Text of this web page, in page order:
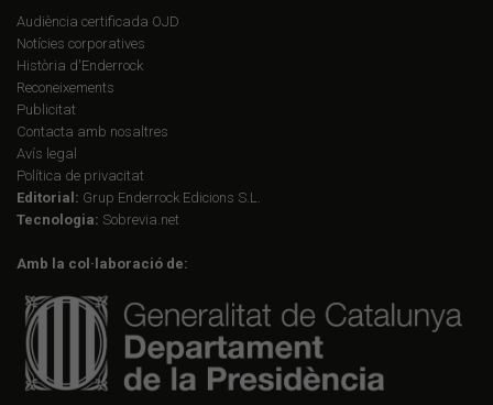
Audiència certificada OJD
Notícies corporatives
Història d'Enderrock
Reconeixements
Publicitat
Contacta amb nosaltres
Avís legal
Política de privacitat
Editorial: Grup Enderrock Edicions S.L.
Tecnologia: Sobrevia.net
Amb la col·laboració de: